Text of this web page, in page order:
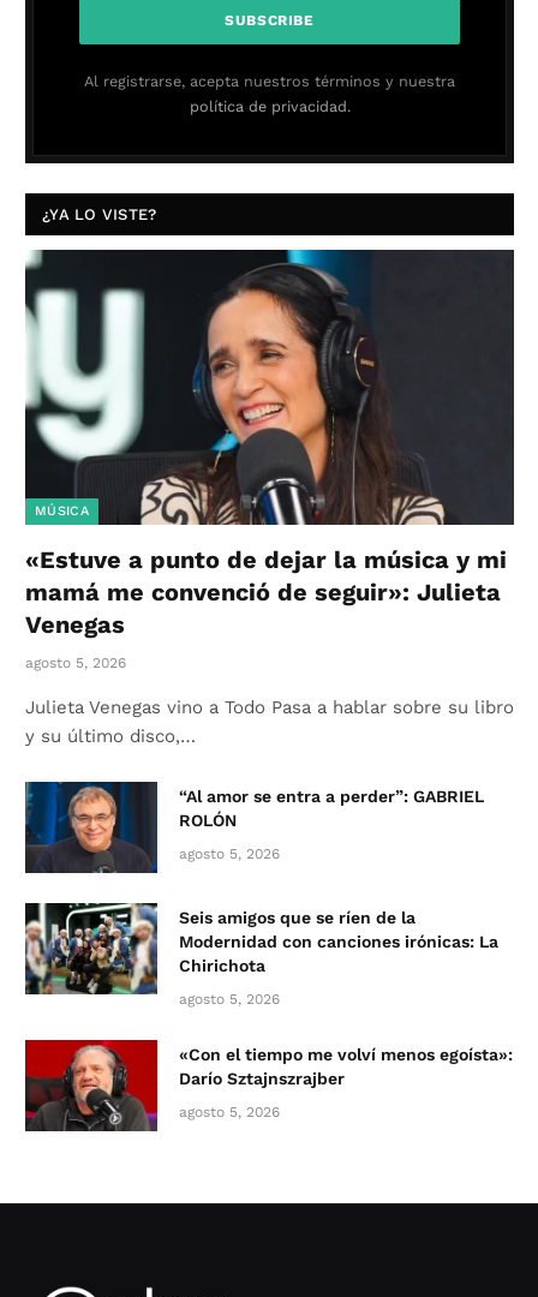
Al registrarse, acepta nuestros términos y nuestra
política de privacidad.
¿YA LO VISTE?
MÚSICA
«Estuve a punto de dejar la música y mi
mamá me convenció de seguir»: Julieta
Venegas
agosto 5, 2026
Julieta Venegas vino a Todo Pasa a hablar sobre su libro
y su último disco,…
“Al amor se entra a perder”: GABRIEL
ROLÓN
agosto 5, 2026
Seis amigos que se ríen de la
Modernidad con canciones irónicas: La
Chirichota
agosto 5, 2026
«Con el tiempo me volví menos egoísta»:
Darío Sztajnszrajber
agosto 5, 2026